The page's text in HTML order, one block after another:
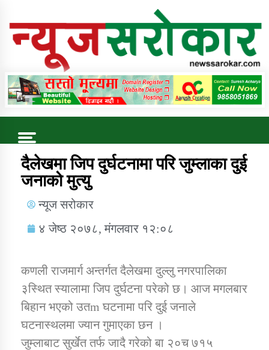
Online News Portal
Trending Now
कुषि बिकास कार्यालय जुम्ला सुचना सन्देश
डिभिजन कार्यालय जुम्लाको सुचना सन्देश
दैलेखमा जिप दुर्घटनामा परि जुम्लाका दुई
जनाको मुत्यु
न्यूज सरोकार
४ जेष्ठ २०७८, मंगलवार १२:०८
कणली राजमार्ग अन्तर्गत दैलेखमा दुल्लु नगरपालिका
३स्थित स्यालामा जिप दुर्घटना परेको छ। आज मगलबार
बिहान भएको उतm घटनामा परि दुई जनाले
घटनास्थलमा ज्यान गुमाएका छन ।
जुम्लाबाट सुर्खेत तर्फ जादै गरेको बा २०च ७१५